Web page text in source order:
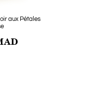
aux Pétales